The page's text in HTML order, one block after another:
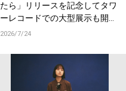
たら」リリースを記念してタワ
ーレコードでの大型展示も開
催！
2026/7/24